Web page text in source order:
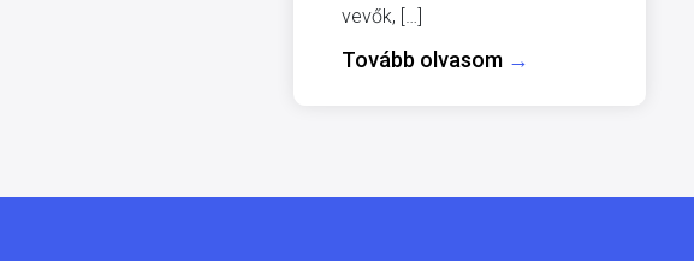
vevők, […]
Tovább olvasom →